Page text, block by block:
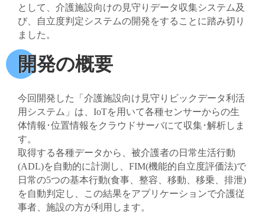
として、介護施設向けの見守りデータ収集システム及
び、自立度判定システムの開発をすることに踏み切り
ました。
開発の概要
今回開発した「介護施設向け見守りビックデータ利活
用システム」は、IoTを用いて各種センサーからの生
体情報･位置情報をクラウドサーバにて収集･解析しま
す。
取得する各種データから、被介護者の日常生活行動
(ADL)を自動的に計測し、FIM(機能的自立度評価法)で
日常の5つの基本行動(食事、整容、移動、移乗、排泄)
を自動判定し、この結果をアプリケーションで介護従
事者、施設の方が利用します。